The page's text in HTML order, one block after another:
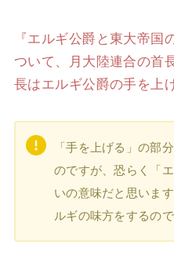
『エルギ公爵と東大帝国
ついて、月大陸連合の首
長はエルギ公爵の手を上
「手を上げる」の部
のですが、恐らく「
いの意味だと思いま
ルギの味方をするので